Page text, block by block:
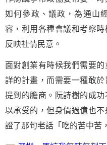
如何參政、議政，為通山
容，利用各種會議和考察
反映社情民意。
面對創業有時候我們需要
詳的計畫，而需要一種敢
提到的膽商。阮詩樹的成
以承受的，但身價過億也
證了那句老話「吃的苦中苦